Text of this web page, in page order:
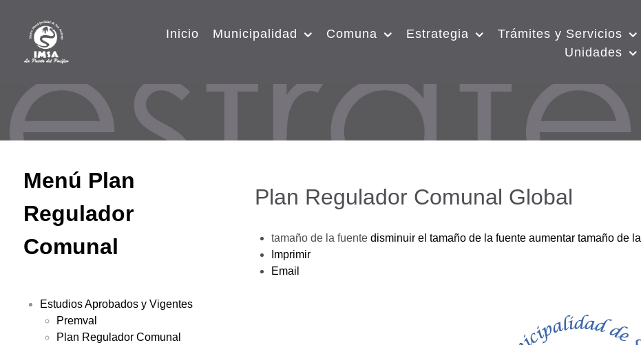
Inicio Municipalidad Comuna Estrategia
Trámites y Servicios
Unidades
Menú Plan
Regulador
Comunal
Estudios Aprobados y Vigentes
Premval
Plan Regulador Comunal
Plan Regulador Comunal Global
tamaño de la fuente disminuir el tamaño de la fuente aumentar tamaño de
Imprimir
Email